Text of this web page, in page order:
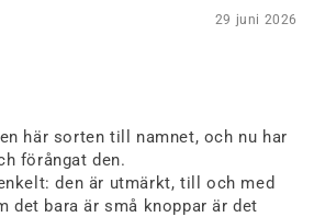
29 juni 2026
här sorten till namnet, och nu har
förångat den.
den är utmärkt, till och med
det bara är små knoppar är det